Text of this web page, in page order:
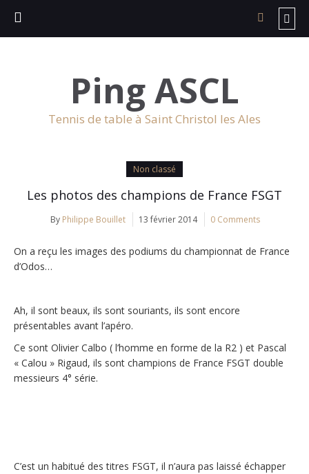
Ping ASCL
Tennis de table à Saint Christol les Ales
Non classé
Les photos des champions de France FSGT
By Philippe Bouillet 13 février 2014 0 Comments
On a reçu les images des podiums du championnat de France
d’Odos…
Ah, il sont beaux, ils sont souriants, ils sont encore
présentables avant l’apéro.
Ce sont Olivier Calbo ( l’homme en forme de la R2 ) et Pascal
« Calou » Rigaud, ils sont champions de France FSGT double
messieurs 4° série.
C’est un habitué des titres FSGT, il n’aura pas laissé échapper